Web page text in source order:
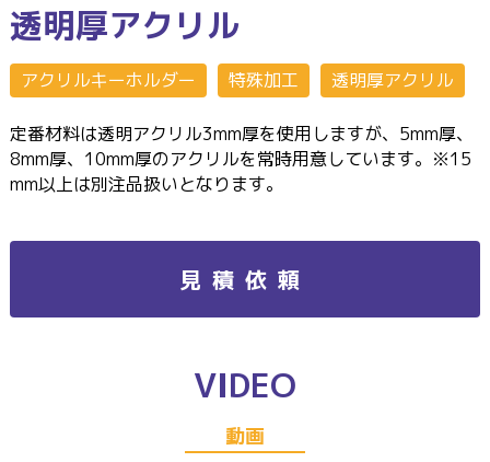
透明厚アクリル
アクリルキーホルダー 特殊加工 透明厚アクリル
定番材料は透明アクリル3mm厚を使用しますが、5mm厚、
8mm厚、10mm厚のアクリルを常時用意しています。※15
mm以上は別注品扱いとなります。
見積依頼
VIDEO
動画